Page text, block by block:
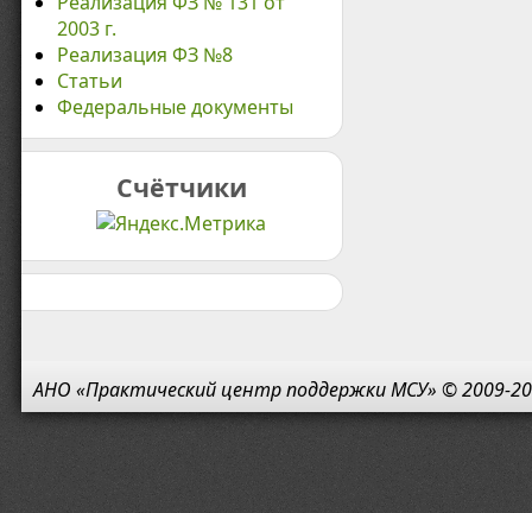
2003 г.
Реализация ФЗ №8
Статьи
Федеральные документы
Счётчики
АНО «Практический центр поддержки МСУ» © 2009-